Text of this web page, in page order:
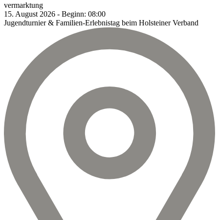
vermarktung
15. August 2026 - Beginn: 08:00
Jugendturnier & Familien-Erlebnistag beim Holsteiner Verband